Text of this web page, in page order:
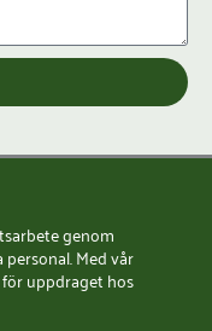
genom
Med vår
uppdraget hos